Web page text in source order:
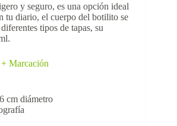
y seguro, es una opción ideal
tu diario, el cuerpo del botilito se
tipos de tapas, su
Marcación
cm diámetro